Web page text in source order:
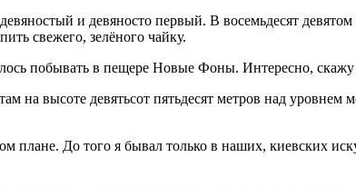
и девяносто первый. В восемьдесят
свежего, зелёного чайку.
побывать в пещере Новые Фоны. Интересно,
на высоте девятьсот пятьдесят метров над
плане. До того я бывал только в наших, киевских